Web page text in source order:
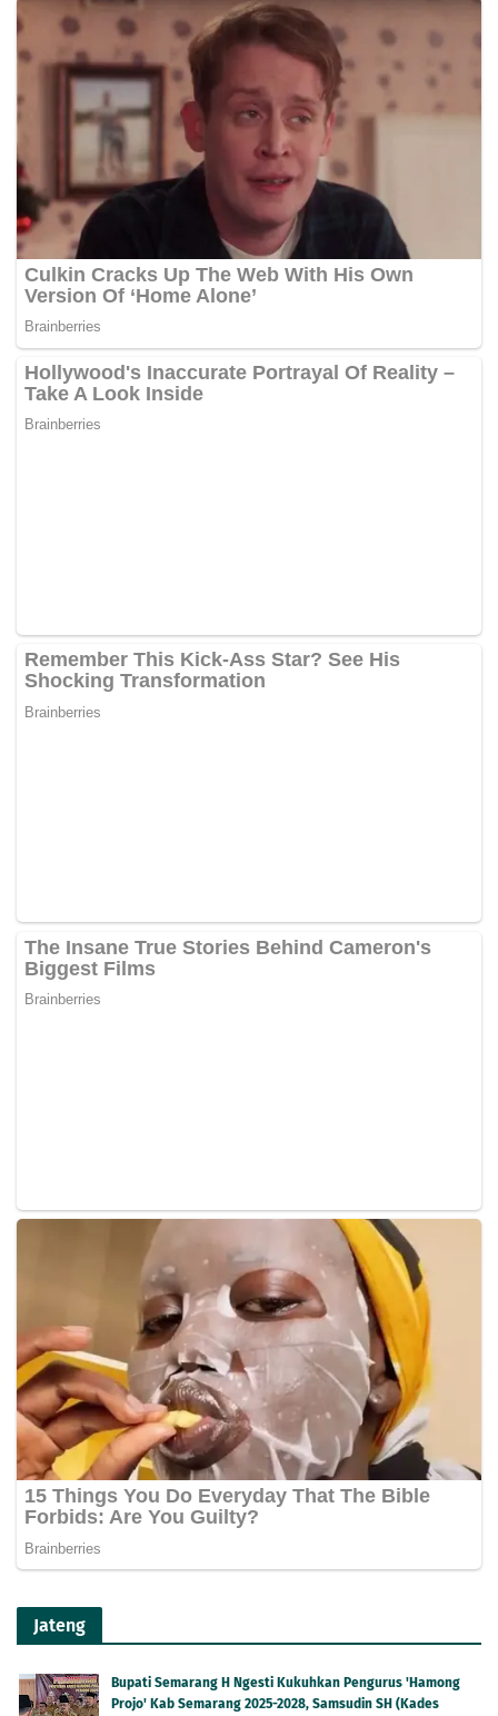
Jateng
Bupati Semarang H Ngesti Kukuhkan Pengurus 'Hamong
Projo' Kab Semarang 2025-2028, Samsudin SH (Kades